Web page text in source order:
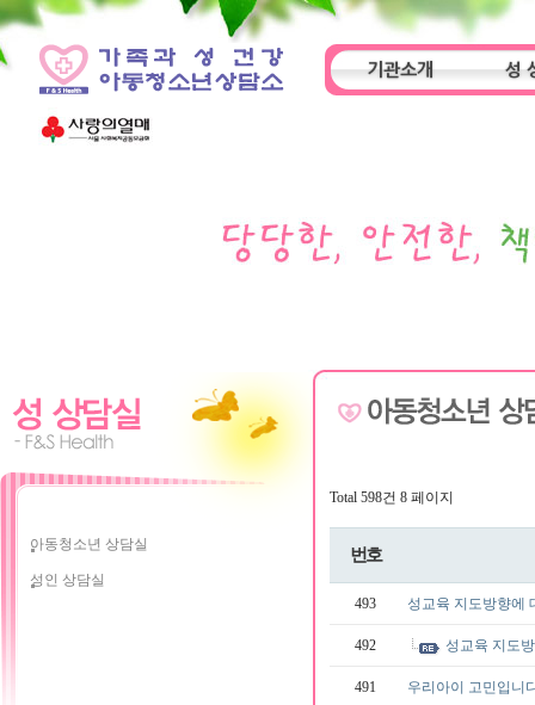
기관소개 성
아동청소년 상담실
성인 상담실
Total 598건 8 페이지
번호
493 성교육 지도방향에
492 성교육 지도
491 우리아이 고민입니